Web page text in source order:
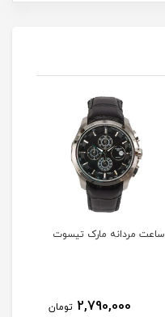
ساعت مردانه مارک تیسوت
2,790,000 تومان